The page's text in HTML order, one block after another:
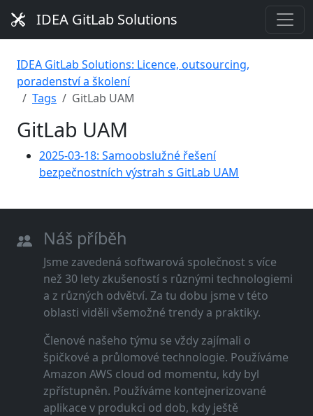
IDEA GitLab Solutions
IDEA GitLab Solutions: Licence, outsourcing,
poradenství a školení
Tags
GitLab UAM
GitLab UAM
2025-03-18: Samoobslužné řešení
bezpečnostních výstrah s GitLab UAM
Náš příběh
Jsme zavedená softwarová společnost s více
než 30 lety zkušeností s různými technologiemi
a z různých odvětví. Za tu dobu jsme v této
oblasti viděli všemožné trendy a praktiky.
Členové našeho týmu se vždy zajímali o
špičkové a průlomové technologie. Používáme
Amazon AWS cloud od momentu, kdy byl
zpřístupněn. Používáme kontejnerizované
aplikace v produkci od dob, kdy ještě